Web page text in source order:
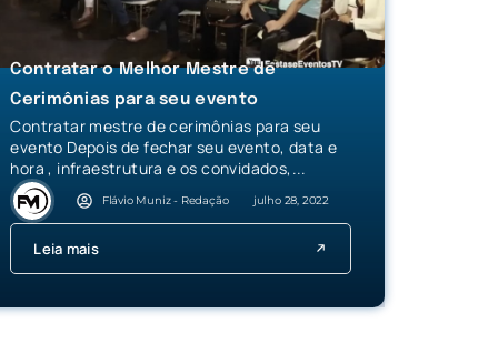
Contratar o Melhor Mestre de
Cerimônias para seu evento
Contratar mestre de cerimônias para seu
evento Depois de fechar seu evento, data e
hora , infraestrutura e os convidados,...
Flávio Muniz - Redação julho 28, 2022
Leia mais